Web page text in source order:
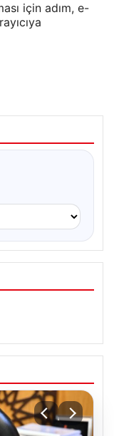
için adım, e-